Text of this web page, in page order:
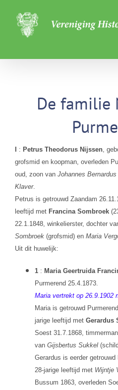
inhoud
De familie
: Petrus Theodorus Nijssen,
grofsmid en koopman, overleden
oud, zoon van Johannes
Klaver.
Petrus is getrouwd Zaandam
leeftijd met Francina Sombroek
22.1.1848, winkelierster, dochter
Sombroek(grofsmid) en Maria
Uit dit huwelijk:
1 : Maria Geertruida
Purmerend 25.4.1873.
Maria vertrekt op 26.9.1902
Maria is getrouwd
jarige leeftijd met Gerardus
Soest 31.7.1868,
van Gijsbertus Sukkel
Gerardus is eerder
28-jarige leeftijd met Wijntje
Bussum 1863, overleden